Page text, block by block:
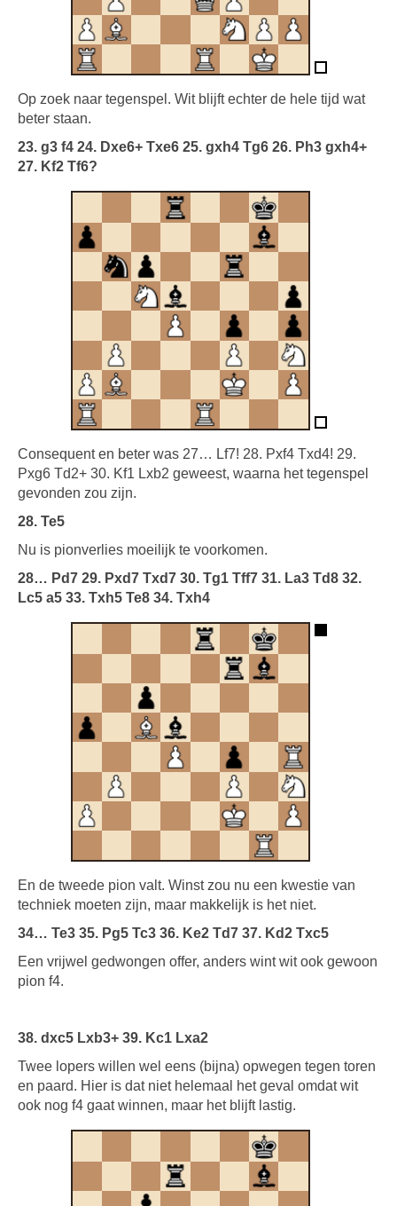
Op zoek naar tegenspel. Wit blijft echter de hele tijd wat
beter staan.
23. g3 f4 24. Dxe6+ Txe6 25. gxh4 Tg6 26. Ph3 gxh4+
27. Kf2 Tf6?
Consequent en beter was 27… Lf7! 28. Pxf4 Txd4! 29.
Pxg6 Td2+ 30. Kf1 Lxb2 geweest, waarna het tegenspel
gevonden zou zijn.
28. Te5
Nu is pionverlies moeilijk te voorkomen.
28… Pd7 29. Pxd7 Txd7 30. Tg1 Tff7 31. La3 Td8 32.
Lc5 a5 33. Txh5 Te8 34. Txh4
En de tweede pion valt. Winst zou nu een kwestie van
techniek moeten zijn, maar makkelijk is het niet.
34… Te3 35. Pg5 Tc3 36. Ke2 Td7 37. Kd2 Txc5
Een vrijwel gedwongen offer, anders wint wit ook gewoon
pion f4.
38. dxc5 Lxb3+ 39. Kc1 Lxa2
Twee lopers willen wel eens (bijna) opwegen tegen toren
en paard. Hier is dat niet helemaal het geval omdat wit
ook nog f4 gaat winnen, maar het blijft lastig.